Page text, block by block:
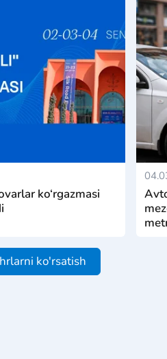
ko‘rgazmasi
ko'rsatish